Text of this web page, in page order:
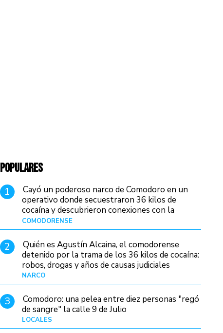
POPULARES
1
Cayó un poderoso narco de Comodoro en un
operativo donde secuestraron 36 kilos de
cocaína y descubrieron conexiones con la
Patagonia
COMODORENSE
2
Quién es Agustín Alcaina, el comodorense
detenido por la trama de los 36 kilos de cocaína:
robos, drogas y años de causas judiciales
NARCO
3
Comodoro: una pelea entre diez personas "regó
de sangre" la calle 9 de Julio
LOCALES